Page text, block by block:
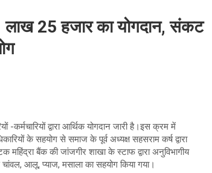
लाख 25 हजार का योगदान, संकट
द्वारा आर्थिक योगदान जारी है।इस क्रम में
के सहयोग से समाज के पूर्व अध्यक्ष सहसराम कर्ष द्वारा
बैंक की जांजगीर शाखा के स्टाफ द्वारा अनुविभागीय
आलू, प्याज, मसाला का सहयोग किया गया।